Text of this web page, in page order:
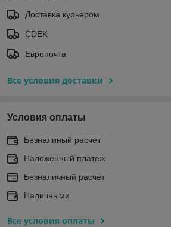
Доставка курьером
CDEK
Европочта
Все условия доставки
Условия оплаты
Безналиный расчет
Наложенный платеж
Безналичный расчет
Наличными
Все условия оплаты